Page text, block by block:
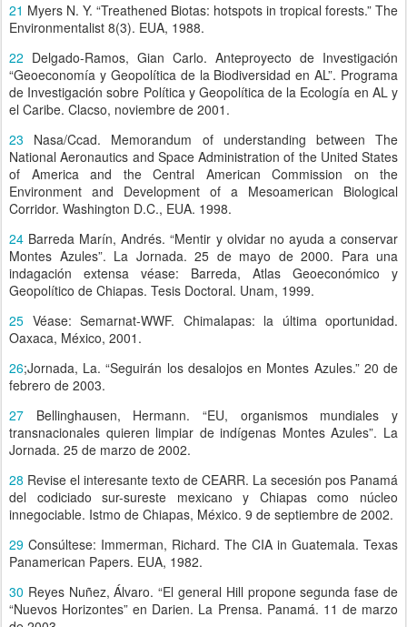
21 Myers N. Y. “Treathened Biotas: hotspots in tropical forests.” The
Environmentalist 8(3). EUA, 1988.
22 Delgado-Ramos, Gian Carlo. Anteproyecto de Investigación
“Geoeconomía y Geopolítica de la Biodiversidad en AL”. Programa
de Investigación sobre Política y Geopolítica de la Ecología en AL y
el Caribe. Clacso, noviembre de 2001.
23 Nasa/Ccad. Memorandum of understanding between The
National Aeronautics and Space Administration of the United States
of America and the Central American Commission on the
Environment and Development of a Mesoamerican Biological
Corridor. Washington D.C., EUA. 1998.
24 Barreda Marín, Andrés. “Mentir y olvidar no ayuda a conservar
Montes Azules”. La Jornada. 25 de mayo de 2000. Para una
indagación extensa véase: Barreda, Atlas Geoeconómico y
Geopolítico de Chiapas. Tesis Doctoral. Unam, 1999.
25 Véase: Semarnat-WWF. Chimalapas: la última oportunidad.
Oaxaca, México, 2001.
26;Jornada, La. “Seguirán los desalojos en Montes Azules.” 20 de
febrero de 2003.
27 Bellinghausen, Hermann. “EU, organismos mundiales y
transnacionales quieren limpiar de indígenas Montes Azules”. La
Jornada. 25 de marzo de 2002.
28 Revise el interesante texto de CEARR. La secesión pos Panamá
del codiciado sur-sureste mexicano y Chiapas como núcleo
innegociable. Istmo de Chiapas, México. 9 de septiembre de 2002.
29 Consúltese: Immerman, Richard. The CIA in Guatemala. Texas
Panamerican Papers. EUA, 1982.
30 Reyes Nuñez, Álvaro. “El general Hill propone segunda fase de
“Nuevos Horizontes” en Darien. La Prensa. Panamá. 11 de marzo